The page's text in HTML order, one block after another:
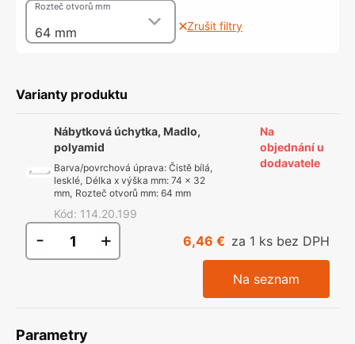
64 mm
Rozteč otvorů mm
Zrušit filtry
Varianty produktu
Nábytková úchytka, Madlo,
polyamid
Barva/povrchová úprava:Čistě bílá,
lesklé, Délka x výška mm:74 x 32
mm, Rozteč otvorů mm:64 mm
Kód: 114.20.199
Na
objednání u
dodavatele
- + 6,46 € za 1 ks bez DPH
Na seznam
Parametry